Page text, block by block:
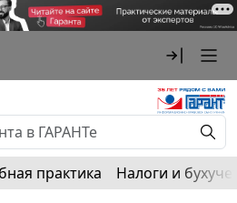
практика Налоги и